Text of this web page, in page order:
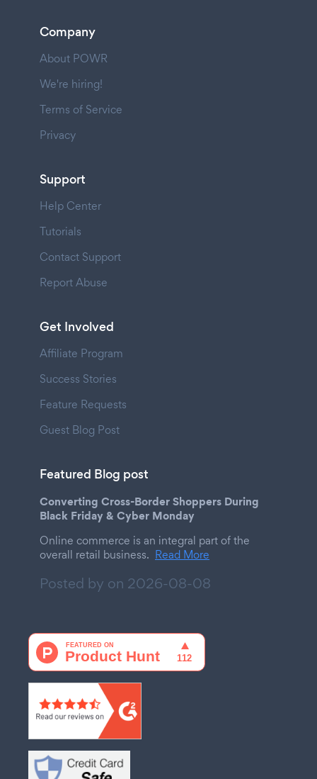
Company
About POWR
We're hiring!
Terms of Service
Privacy
Support
Help Center
Tutorials
Contact Support
Report Abuse
Get Involved
Affiliate Program
Success Stories
Feature Requests
Guest Blog Post
Featured Blog post
Converting Cross-Border Shoppers During
Black Friday & Cyber Monday
Online commerce is an integral part of the
overall retail business. Read More
Posted by on 2026-08-08